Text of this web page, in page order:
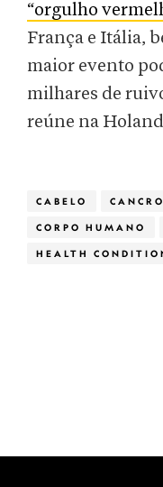
“orgulho
França e Itália,
maior evento
milhares de
reúne na
CABELO CANCRO
CORPO HUMANO
HEALTH